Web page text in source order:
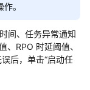
。
间、任务异常通知
RPO 时延阈值、
后，单击“启动任